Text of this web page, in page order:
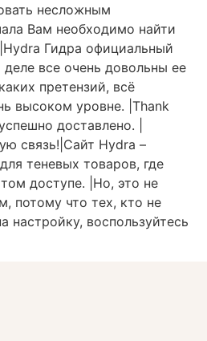
несложным
Вам необходимо найти
Гидра официальный
все очень довольны ее
претензий, всё
высоком уровне. |Thank
доставлено. |
связь!|Сайт Hydra –
теневых товаров, где
доступе. |Но, это не
потому что тех, кто не
настройку, воспользуйтесь